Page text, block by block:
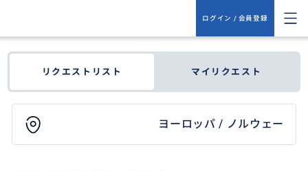
ログイン / 会員登録
リクエストリスト マイリクエスト
ヨーロッパ / ノルウェー